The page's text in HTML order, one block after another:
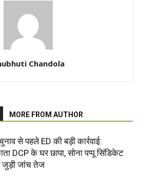
Chandola
MORE FROM AUTHOR
से पहले ED की बड़ी कार्रवाई:
DCP के घर छापा, सोना पप्पू सिंडिकेट
जांच तेज